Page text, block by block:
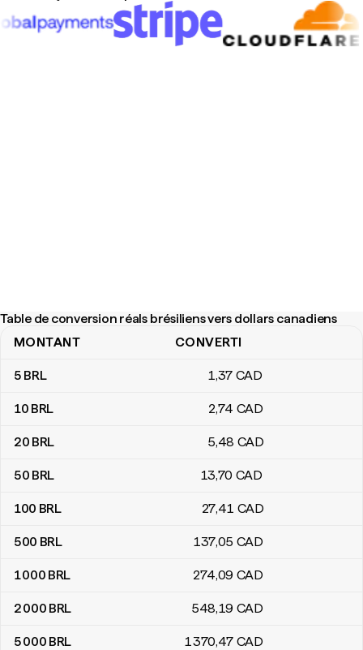
Table de conversion réals brésiliens vers dollars canadiens
Table de conversion réals brésiliens vers dollars canadiens
MONTANT CONVERTI
5 BRL 1,37 CAD
10 BRL 2,74 CAD
20 BRL 5,48 CAD
50 BRL 13,70 CAD
100 BRL 27,41 CAD
500 BRL 137,05 CAD
1 000 BRL 274,09 CAD
2 000 BRL 548,19 CAD
5 000 BRL 1 370,47 CAD